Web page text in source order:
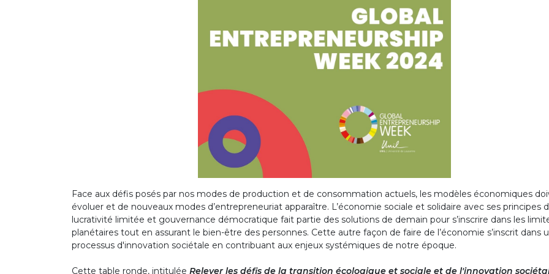
Face aux défis posés par nos modes de production et de consommation actuels, les modèles économiques
évoluer et de nouveaux modes d’entrepreneuriat apparaître. L’économie sociale et solidaire avec ses principes
lucrativité limitée et gouvernance démocratique fait partie des solutions de demain pour s’inscrire dans les
planétaires tout en assurant le bien-être des personnes. Cette autre façon de faire de l’économie s’inscrit dans
processus d'innovation sociétale en contribuant aux enjeux systémiques de notre époque.
Cette table ronde, intitulée Relever les défis de la transition écologique et sociale et de l'innovation